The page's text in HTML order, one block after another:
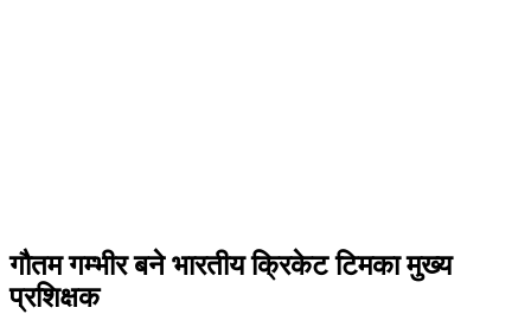
गौतम गम्भीर बने भारतीय क्रिकेट टिमका मुख्य
प्रशिक्षक